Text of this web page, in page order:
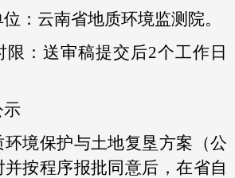
：云南省地质环境监测院。
限：送审稿提交后2个工作日
示
环境保护与土地复垦方案（公
按程序报批同意后，在省自